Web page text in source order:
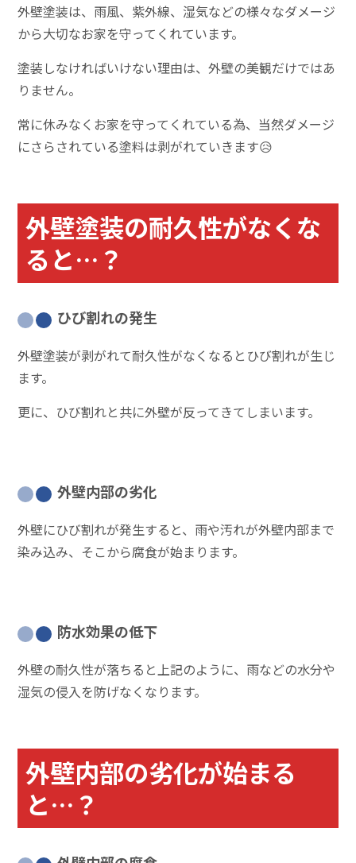
外壁塗装は、雨風、紫外線、湿気などの様々なダメージ
から大切なお家を守ってくれています。
塗装しなければいけない理由は、外壁の美観だけではあ
りません。
常に休みなくお家を守ってくれている為、当然ダメージ
にさらされている塗料は剥がれていきます😥
外壁塗装の耐久性がなくな
ると…？
ひび割れの発生
外壁塗装が剥がれて耐久性がなくなるとひび割れが生じ
ます。
更に、ひび割れと共に外壁が反ってきてしまいます。
外壁内部の劣化
外壁にひび割れが発生すると、雨や汚れが外壁内部まで
染み込み、そこから腐食が始まります。
防水効果の低下
外壁の耐久性が落ちると上記のように、雨などの水分や
湿気の侵入を防げなくなります。
外壁内部の劣化が始まる
と…？